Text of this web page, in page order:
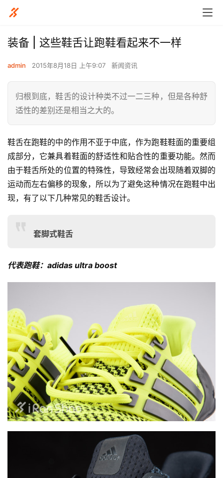
装备 | 这些鞋舌让跑鞋看起来不一样
admin 2015年8月18日 上午9:07 新闻资讯
归根到底，鞋舌的设计种类不过一二三种，但是各种舒
适性的差别还是相当之大的。
鞋舌在跑鞋的中的作用不亚于中底，作为跑鞋鞋面的重要组
成部分，它兼具着鞋面的舒适性和贴合性的重要功能。然而
由于鞋舌所处的位置的特殊性，导致经常会出现随着双脚的
运动而左右偏移的现象，所以为了避免这种情况在跑鞋中出
现，有了以下几种常见的鞋舌设计。
套脚式鞋舌
代表跑鞋：adidas ultra boost